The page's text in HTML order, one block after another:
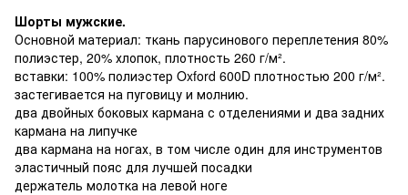
Шорты мужские.
Основной материал: ткань парусинового переплетения 80%
полиэстер, 20% хлопок, плотность 260 г/м².
вставки: 100% полиэстер Oxford 600D плотностью 200 г/м².
застегивается на пуговицу и молнию.
два двойных боковых кармана с отделениями и два задних
кармана на липучке
два кармана на ногах, в том числе один для инструментов
эластичный пояс для лучшей посадки
держатель молотка на левой ноге